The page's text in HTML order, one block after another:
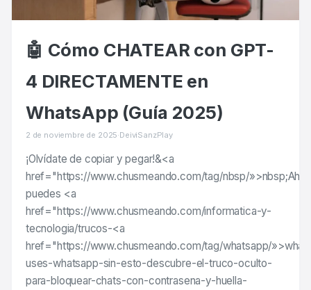
🤖 Cómo CHATEAR con GPT-
4 DIRECTAMENTE en
WhatsApp (Guía 2025)
2 de noviembre de 2025·DeiviSanzPlay
¡Olvídate de copiar y pegar!&<a
href="https://www.chusmeando.com/tag/nbsp/
puedes <a
href="https://www.chusmeando.com/informatica-y-
tecnologia/trucos-<a
href="https://www.chusmeando.com/tag/whatsapp/
uses-whatsapp-sin-esto-descubre-el-truco-oculto-
para-bloquear-chats-con-contrasena-y-huella-